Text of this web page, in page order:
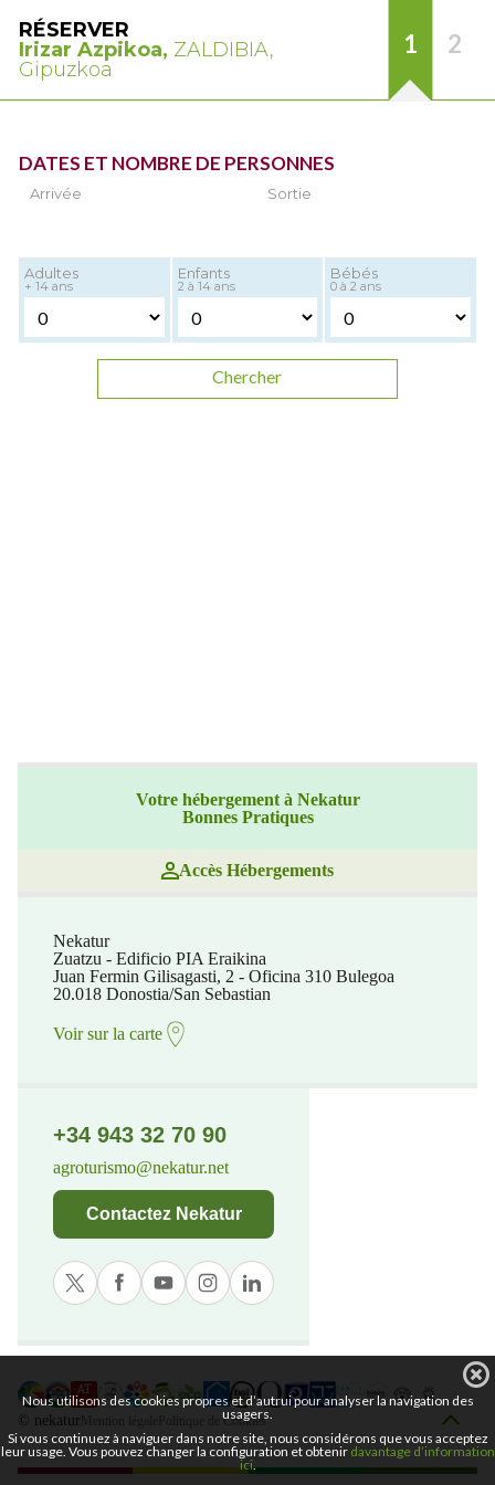
RÉSERVER
Irizar Azpikoa, ZALDIBIA,
Gipuzkoa
1 2
DATES ET NOMBRE DE PERSONNES
Arrivée Sortie
Adultes
+ 14 ans
Enfants
2 à 14 ans
Bébés
0 à 2 ans
Chercher
Votre hébergement à Nekatur
Bonnes Pratiques
Accès Hébergements
Nekatur
Zuatzu - Edificio PIA Eraikina
Juan Fermin Gilisagasti, 2 - Oficina 310 Bulegoa
20.018 Donostia/San Sebastian
Voir sur la carte
+34 943 32 70 90
agroturismo@nekatur.net
Contactez Nekatur
© nekatur Politique de Cookies
Nous utilisons des cookies propres et d’autrui pour analyser la navigation des
usagers.
Si vous continuez à naviguer dans notre site, nous considérons que vous acceptez
leur usage. Vous pouvez changer la configuration et obtenir davantage d’information
ici.